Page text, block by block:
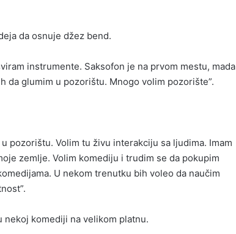
da osnuje džez bend.
instrumente. Saksofon je na prvom mestu, mada
da glumim u pozorištu. Mnogo volim pozorište”.
pozorištu. Volim tu živu interakciju sa ljudima. Imam
zemlje. Volim komediju i trudim se da pokupim
U nekom trenutku bih voleo da naučim
nekoj komediji na velikom platnu.